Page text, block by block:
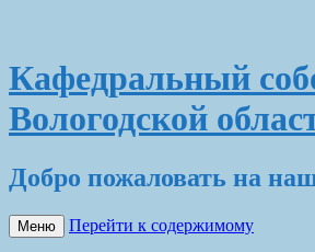
Кафедральный
Вологодской
Добро пожаловать на
Меню Перейти к содержимому